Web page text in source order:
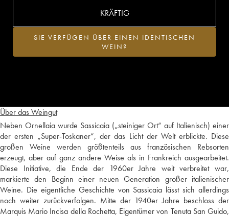
Über das Weingut
Neben Ornellaia wurde Sassicaia („steiniger Ort“ auf Italienisch) einer
der ersten „Super-Toskaner“, der das Licht der Welt erblickte. Diese
großen Weine werden größtenteils aus französischen Rebsorten
erzeugt, aber auf ganz andere Weise als in Frankreich ausgearbeitet.
Diese Initiative, die Ende der 1960er Jahre weit verbreitet war,
markierte den Beginn einer neuen Generation großer italienischer
Weine. Die eigentliche Geschichte von Sassicaia lässt sich allerdings
noch weiter zurückverfolgen. Mitte der 1940er Jahre beschloss der
Marquis Mario Incisa della Rochetta, Eigentümer von Tenuta San Guido,
KRÄFTIG
SIE VERFÜGEN ÜBER EINEN IDENTISCHEN
WEIN?